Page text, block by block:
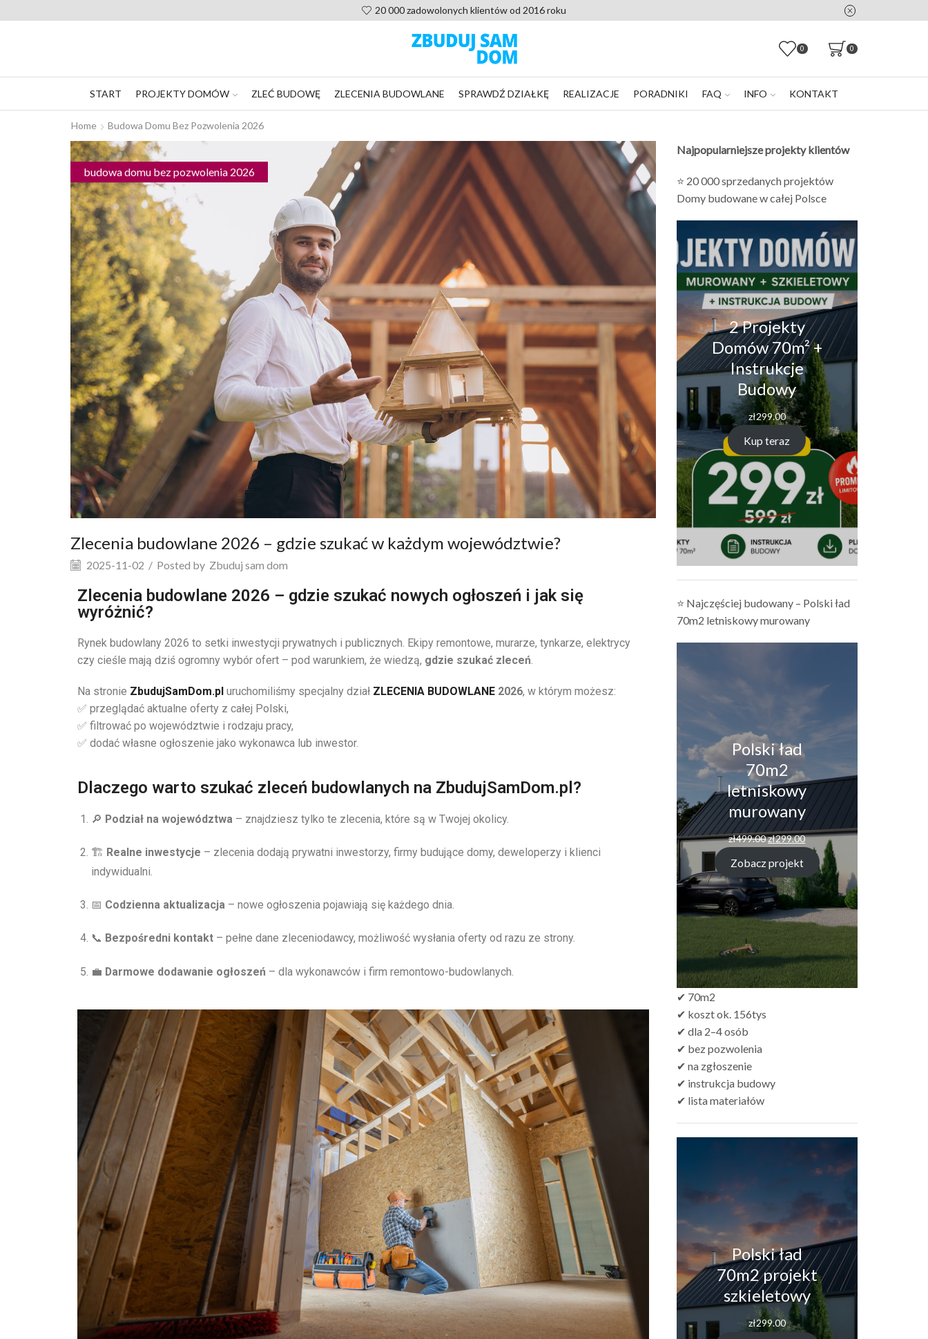
Pomoc po zakupie projektu, nie zostaniesz sam
0 0
START PROJEKTY DOMÓW ZLEĆ BUDOWĘ ZLECENIA BUDOWLANE SPRAWDŹ DZIAŁKĘ REALIZACJE PORADNIKI FAQ INFO KONTAKT
Home Budowa Domu Bez Pozwolenia 2026
budowa domu bez pozwolenia 2026
Zlecenia budowlane 2026 – gdzie szukać w każdym województwie?
2025-11-02 / Posted by Zbuduj sam dom
Zlecenia budowlane 2026 – gdzie szukać nowych ogłoszeń i jak się
wyróżnić?
Rynek budowlany 2026 to setki inwestycji prywatnych i publicznych. Ekipy remontowe, murarze, tynkarze, elektrycy
czy cieśle mają dziś ogromny wybór ofert – pod warunkiem, że wiedzą, gdzie szukać zleceń.
Na stronie ZbudujSamDom.pl uruchomiliśmy specjalny dział ZLECENIA BUDOWLANE 2026, w którym możesz:
✅ przeglądać aktualne oferty z całej Polski,
✅ filtrować po województwie i rodzaju pracy,
✅ dodać własne ogłoszenie jako wykonawca lub inwestor.
Dlaczego warto szukać zleceń budowlanych na ZbudujSamDom.pl?
🔎 Podział na województwa – znajdziesz tylko te zlecenia, które są w Twojej okolicy.
🏗️ Realne inwestycje – zlecenia dodają prywatni inwestorzy, firmy budujące domy, deweloperzy i klienci
indywidualni.
📅 Codzienna aktualizacja – nowe ogłoszenia pojawiają się każdego dnia.
📞 Bezpośredni kontakt – pełne dane zleceniodawcy, możliwość wysłania oferty od razu ze strony.
💼 Darmowe dodawanie ogłoszeń – dla wykonawców i firm remontowo-budowlanych.
Najpopularniejsze projekty klientów
⭐ 20 000 sprzedanych projektów
Domy budowane w całej Polsce
2 Projekty
Domów 70m² +
Instrukcje
Budowy
zł299.00
Kup teraz
⭐ Najczęściej budowany – Polski ład
70m2 letniskowy murowany
Polski ład
70m2
letniskowy
murowany
zł499.00zł299.00
Zobacz projekt
✔ 70m2
✔ koszt ok. 156tys
✔ dla 2–4 osób
✔ bez pozwolenia
✔ na zgłoszenie
✔ instrukcja budowy
✔ lista materiałów
Polski ład
70m2 projekt
szkieletowy
zł299.00